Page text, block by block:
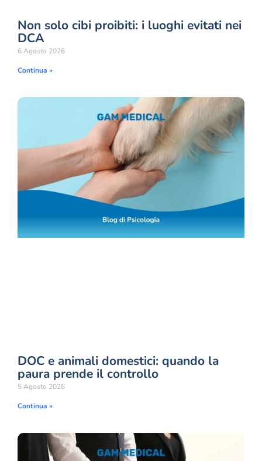
Non solo cibi proibiti: i luoghi evitati nei
DCA
6 Agosto 2026
Continua »
DOC e animali domestici: quando la
paura prende il controllo
5 Agosto 2026
Continua »